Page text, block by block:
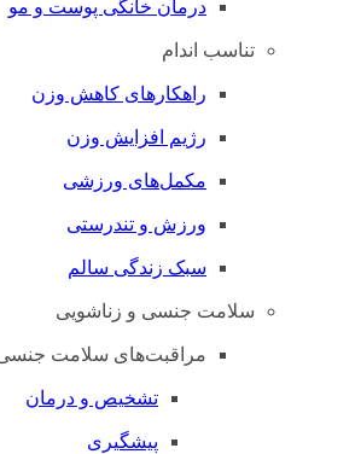
درمان خانگی پوست و مو
تناسب اندام
راهکارهای کاهش وزن
رژیم افزایش وزن
مکمل‌های ورزشی
ورزش و تندرستی
سبک زندگی سالم
سلامت جنسی و زناشویی
مراقبت‌های سلامت
تشخیص و درمان
پیشگیری